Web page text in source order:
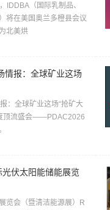
IDDBA（国际乳制品、
将在美国奥兰多橙县会议
北美烘
情报：全球矿业这场
：全球矿业这场“抢矿大
顶流盛会——PDAC2026
伏太阳能储能展览
览会（暨清洁能源展）R